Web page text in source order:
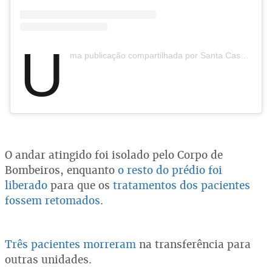
U ma publicação compartilhada por Santa Casa BH (@santacasabh)
O andar atingido foi isolado pelo Corpo de
Bombeiros, enquanto o resto do prédio foi
liberado para que os tratamentos dos pacientes
fossem retomados.
Três pacientes morreram na transferência para
outras unidades.